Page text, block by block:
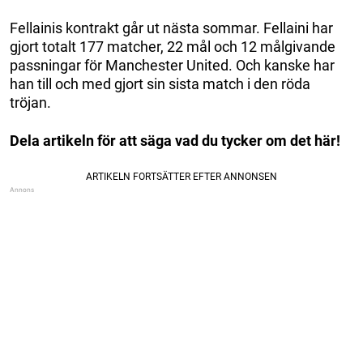
Fellainis kontrakt går ut nästa sommar. Fellaini har
gjort totalt 177 matcher, 22 mål och 12 målgivande
passningar för Manchester United. Och kanske har
han till och med gjort sin sista match i den röda
tröjan.
Dela artikeln för att säga vad du tycker om det här!